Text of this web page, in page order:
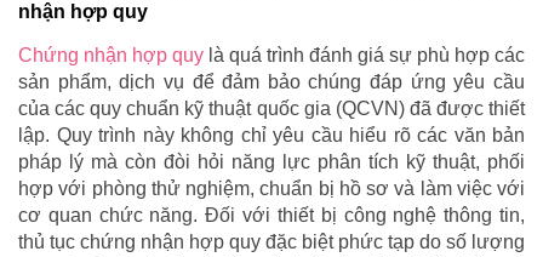
nhận hợp quy
Chứng nhận hợp quy là quá trình đánh giá sự phù hợp các
sản phẩm, dịch vụ để đảm bảo chúng đáp ứng yêu cầu
của các quy chuẩn kỹ thuật quốc gia (QCVN) đã được thiết
lập. Quy trình này không chỉ yêu cầu hiểu rõ các văn bản
pháp lý mà còn đòi hỏi năng lực phân tích kỹ thuật, phối
hợp với phòng thử nghiệm, chuẩn bị hồ sơ và làm việc với
cơ quan chức năng. Đối với thiết bị công nghệ thông tin,
thủ tục chứng nhận hợp quy đặc biệt phức tạp do số lượng